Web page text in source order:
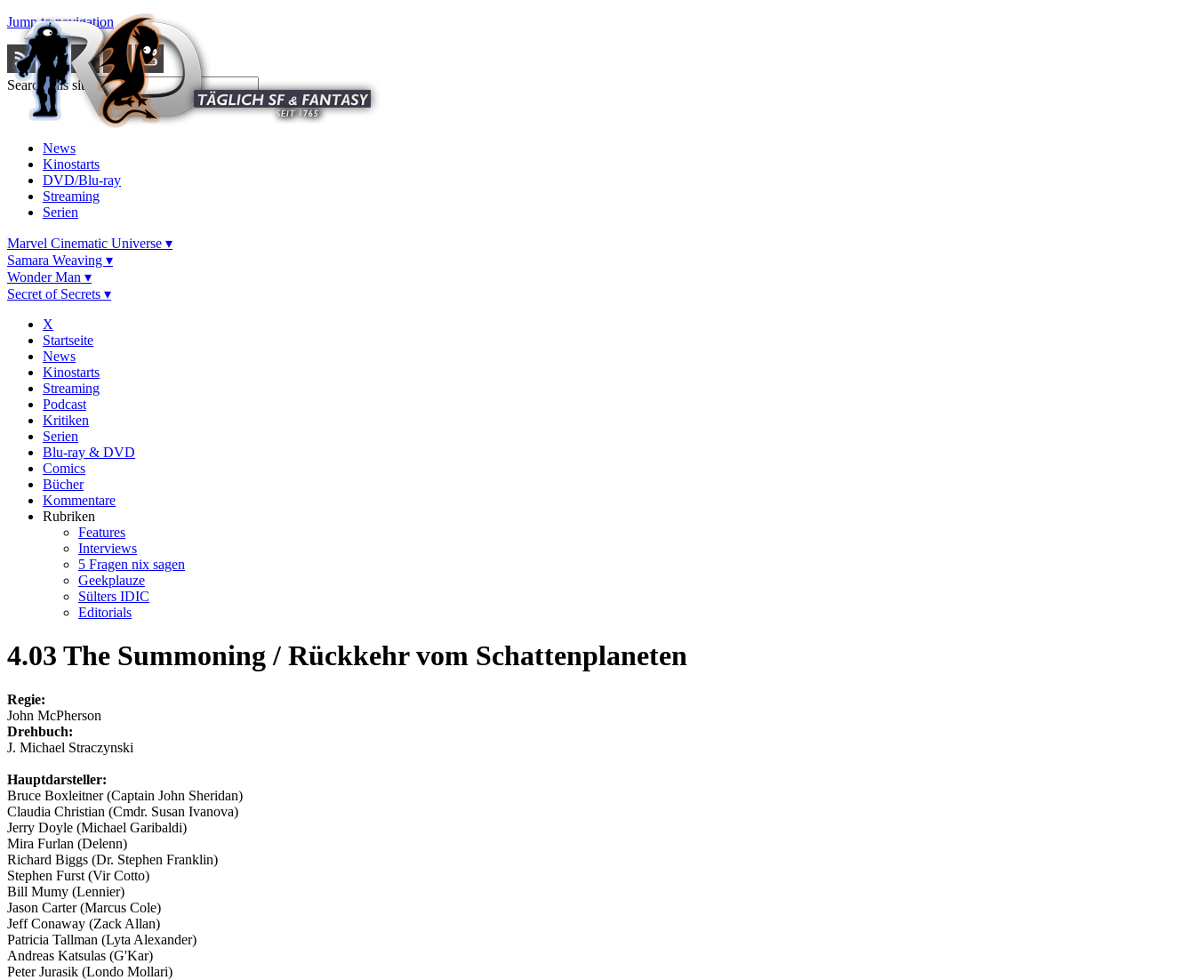
Jump to navigation
Search this site
News
Kinostarts
DVD/Blu-ray
Streaming
Serien
Marvel Cinematic Universe ▾
Samara Weaving ▾
Wonder Man ▾
Secret of Secrets ▾
X
Startseite
News
Kinostarts
Streaming
Podcast
Kritiken
Serien
Blu-ray & DVD
Comics
Bücher
Kommentare
Rubriken
Features
Interviews
5 Fragen nix sagen
Geekplauze
Sülters IDIC
Editorials
4.03 The Summoning / Rückkehr vom Schattenplaneten
Regie:
John McPherson
Drehbuch:
J. Michael Straczynski
Hauptdarsteller:
Bruce Boxleitner (Captain John Sheridan)
Claudia Christian (Cmdr. Susan Ivanova)
Jerry Doyle (Michael Garibaldi)
Mira Furlan (Delenn)
Richard Biggs (Dr. Stephen Franklin)
Stephen Furst (Vir Cotto)
Bill Mumy (Lennier)
Jason Carter (Marcus Cole)
Jeff Conaway (Zack Allan)
Patricia Tallman (Lyta Alexander)
Andreas Katsulas (G'Kar)
Peter Jurasik (Londo Mollari)